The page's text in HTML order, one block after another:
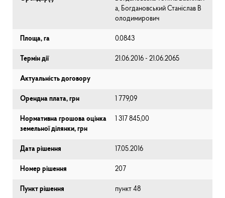
а, Богдановський Станіслав В
олодимирович
Площа, га 0.0843
Термін дії 21.06.2016 - 21.06.2065
Актуальність договору
Орендна плата, грн 1 779,09
Нормативна грошова оцінка
земельної ділянки, грн
1 317 845,00
Дата рішення 17.05.2016
Номер рішення 207
Пункт рішення пункт 48